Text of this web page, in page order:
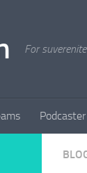
For
Podcaster